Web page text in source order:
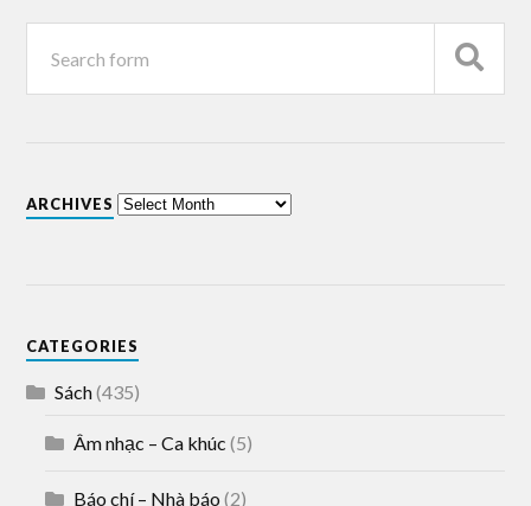
ARCHIVES
CATEGORIES
Sách(435)
Âm nhạc – Ca khúc (5)
Báo chí – Nhà báo (2)